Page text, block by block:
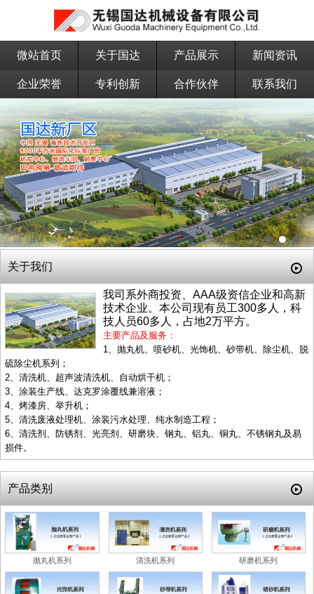
微站首页 关于国达 产品展示 新闻资讯
企业荣誉 专利创新 合作伙伴 联系我们
关于我们
我司系外商投资、AAA级资信企业和高新
技术企业。本公司现有员工300多人，科
技人员60多人，占地2万平方。
主要产品及服务：
1、抛丸机、喷砂机、光饰机、砂带机、除尘机、脱
硫除尘机系列；
2、清洗机、超声波清洗机、自动烘干机；
3、涂装生产线、达克罗涂覆线兼溶液；
4、烤漆房、举升机；
5、清洗废液处理机、涂装污水处理、纯水制造工程；
6、清洗剂、防锈剂、光亮剂、研磨块、钢丸、铝丸、铜丸、不锈钢丸及易
损件。
产品类别
抛丸机系列 清洗机系列 研磨机系列